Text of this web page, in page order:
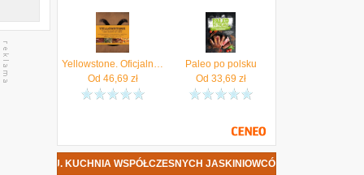
Yellowstone. Oficjalna książka kucharska rodziny Duttonów Czarna Owca
Od 46,69 zł
Paleo po polsku
Od 33,69 zł
WSPÓŁCZESNYCH JASKINIOWCÓW DATA PREMIERY